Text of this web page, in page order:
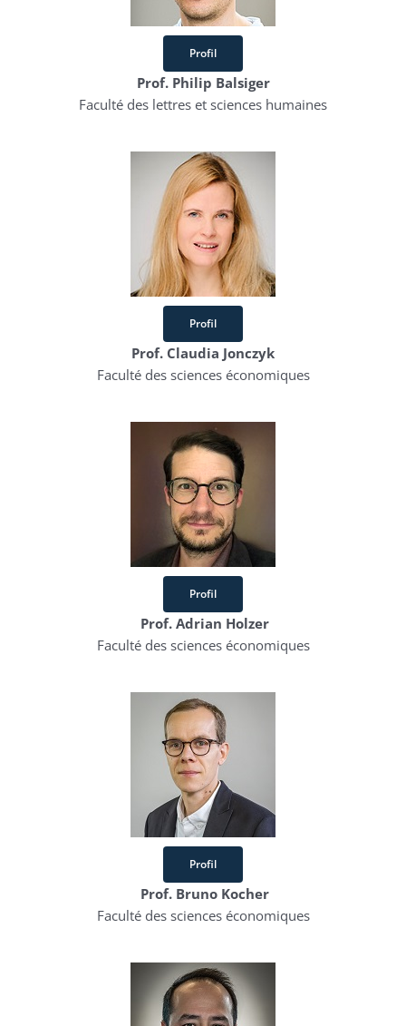
Profil
Prof. Philip Balsiger
Faculté des lettres et sciences humaines
Profil
Prof. Claudia Jonczyk
Faculté des sciences économiques
Profil
Prof. Adrian Holzer
Faculté des sciences économiques
Profil
Prof. Bruno Kocher
Faculté des sciences économiques